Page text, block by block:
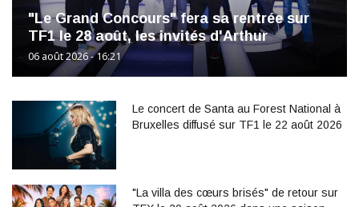
"Le Grand Concours" fera sa rentrée sur
TF1 le 28 août, les invités d'Arthur
06 août 2026 - 16:21
Le concert de Santa au Forest National à
Bruxelles diffusé sur TF1 le 22 août 2026
"La villa des cœurs brisés" de retour sur